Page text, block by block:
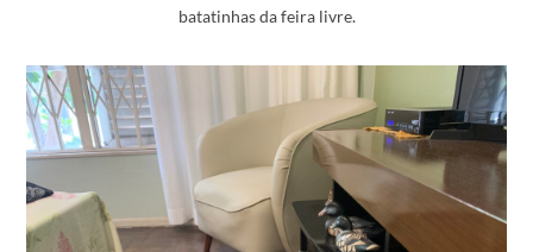
batatinhas da feira livre.